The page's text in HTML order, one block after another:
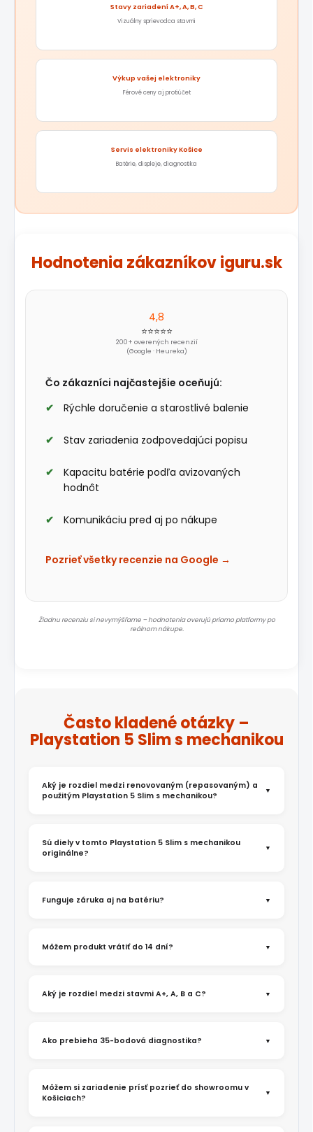
Stavy zariadení A+, A, B, C
Vizuálny sprievodca stavmi
Výkup vašej elektroniky
Férové ceny aj protiúčet
Servis elektroniky Košice
Batérie, displeje, diagnostika
Hodnotenia zákazníkov iguru.sk
4,8
⭐⭐⭐⭐⭐
200+ overených recenzií
(Google · Heureka)
Čo zákazníci najčastejšie oceňujú:
Rýchle doručenie a starostlivé balenie
Stav zariadenia zodpovedajúci popisu
Kapacitu batérie podľa avizovaných
hodnôt
Komunikáciu pred aj po nákupe
Pozrieť všetky recenzie na Google →
Žiadnu recenziu si nevymýšľame – hodnotenia overujú priamo platformy po
reálnom nákupe.
Často kladené otázky –
Playstation 5 Slim s mechanikou
Aký je rozdiel medzi renovovaným (repasovaným) a
použitým Playstation 5 Slim s mechanikou?
Sú diely v tomto Playstation 5 Slim s mechanikou
originálne?
Funguje záruka aj na batériu?
Môžem produkt vrátiť do 14 dní?
Aký je rozdiel medzi stavmi A+, A, B a C?
Ako prebieha 35-bodová diagnostika?
Môžem si zariadenie prísť pozrieť do showroomu v
Košiciach?